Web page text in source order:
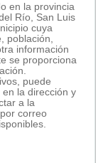
en la provincia
Río, San Luis
cuya
población,
información
se proporciona
puede
la dirección y
a la
correo